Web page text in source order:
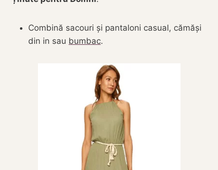
Combină sacouri și pantaloni casual, cămăși
din in sau bumbac.